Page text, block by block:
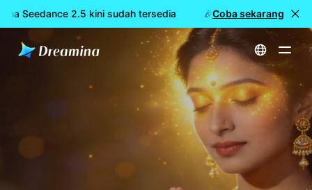
Seedance 2.5 kini sudah tersedia 🎉 Model baru LIVE:
Coba sekarang
Beranda